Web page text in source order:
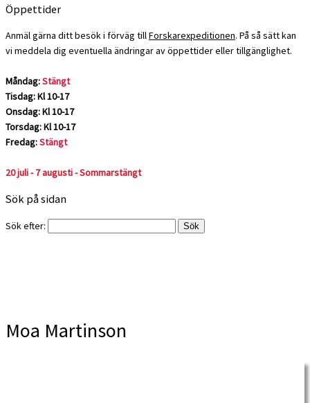
Öppettider
Anmäl gärna ditt besök i förväg tillForskarexpeditionen. På så sätt kan
vi meddela dig eventuella ändringar av öppettider eller tillgänglighet.
Måndag:Stängt
Tisdag: Kl 10-17
Onsdag: Kl 10-17
Torsdag: Kl 10-17
Fredag:Stängt
20 juli - 7 augusti - Sommarstängt
Sök på sidan
Sök efter:
Moa Martinson